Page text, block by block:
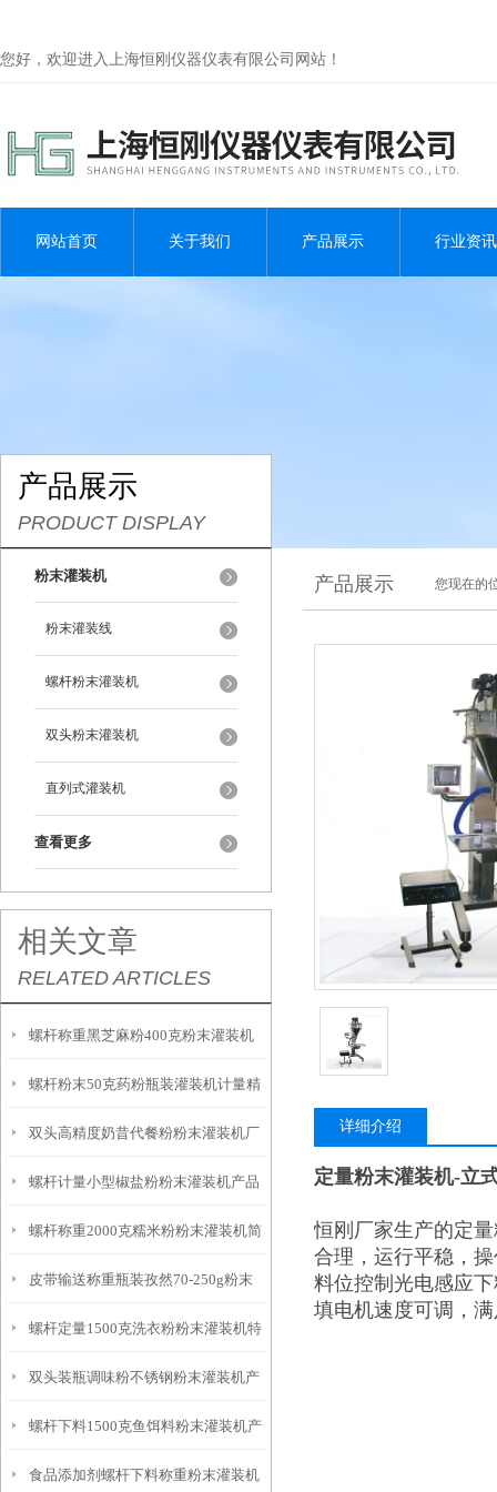
您好，欢迎进入上海恒刚仪器仪表有限公司网站！
网站首页 关于我们 产品展示 行业资讯
产品展示
PRODUCT DISPLAY
粉末灌装机
粉末灌装线
螺杆粉末灌装机
双头粉末灌装机
直列式灌装机
查看更多
相关文章
RELATED ARTICLES
螺杆称重黑芝麻粉400克粉末灌装机
产品简介
螺杆粉末50克药粉瓶装灌装机计量精
准
双头高精度奶昔代餐粉粉末灌装机厂
家
螺杆计量小型椒盐粉粉末灌装机产品
简介
螺杆称重2000克糯米粉粉末灌装机简
介
皮带输送称重瓶装孜然70-250g粉末
灌装线厂家
螺杆定量1500克洗衣粉粉末灌装机特
点
双头装瓶调味粉不锈钢粉末灌装机产
品简介
螺杆下料1500克鱼饵料粉末灌装机产
品简介
食品添加剂螺杆下料称重粉末灌装机
产品展示 您现在的
详细介绍
定量粉末灌装机-立
恒刚厂家生产的定
合理，运行平稳，
料位控制光电感应
填电机速度可调，